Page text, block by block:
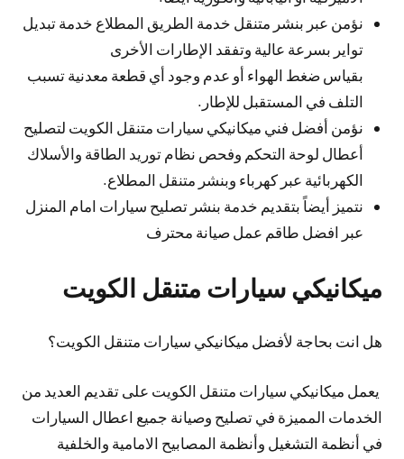
نؤمن عبر بنشر متنقل خدمة الطريق المطلاع خدمة تبديل
تواير بسرعة عالية وتفقد الإطارات الأخرى
بقياس ضغط الهواء أو عدم وجود أي قطعة معدنية تسبب
التلف في المستقبل للإطار.
نؤمن أفضل فني ميكانيكي سيارات متنقل الكويت لتصليح
أعطال لوحة التحكم وفحص نظام توريد الطاقة والأسلاك
الكهربائية عبر كهرباء وبنشر متنقل المطلاع.
نتميز أيضاً بتقديم خدمة بنشر تصليح سيارات امام المنزل
عبر افضل طاقم عمل صيانة محترف
ميكانيكي سيارات متنقل الكويت
هل انت بحاجة لأفضل ميكانيكي سيارات متنقل الكويت؟
يعمل ميكانيكي سيارات متنقل الكويت على تقديم العديد من
الخدمات المميزة في تصليح وصيانة جميع اعطال السيارات
في أنظمة التشغيل وأنظمة المصابيح الامامية والخلفية